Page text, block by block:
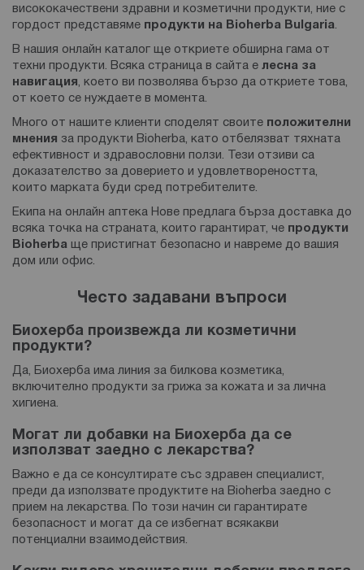
висококачествени здравни и козметични продукти, ние с
гордост представяме продукти на Bioherba Bulgaria.
В нашия онлайн каталог ще откриете обширна гама от
техни продукти. Всяка страница в сайта е лесна за
навигация, което ви позволява бързо да откриете това,
от което се нуждаете в момента.
Много от нашите клиенти споделят своите положителни
мнения за продукти Bioherba, като отбелязват тяхната
ефективност и здравословни ползи. Тези отзиви са
доказателство за доверието и удовлетвореността,
които марката буди сред потребителите.
Екипа на онлайн аптека Нове предлага бърза доставка до
всяка точка на страната, които гарантират, че продукти
Bioherba ще пристигнат безопасно и навреме до вашия
дом или офис.
Често задавани въпроси
Биохерба произвежда ли козметични
продукти?
Да, Биохерба има линия за билкова козметика,
включително продукти за грижа за кожата и за лична
хигиена.
Могат ли добавки на Биохерба да се
използват заедно с лекарства?
Важно е да се консултирате със здравен специалист,
преди да използвате продуктите на Bioherba заедно с
прием на лекарства. По този начин си гарантирате
безопасност и могат да се избегнат всякакви
потенциални взаимодействия.